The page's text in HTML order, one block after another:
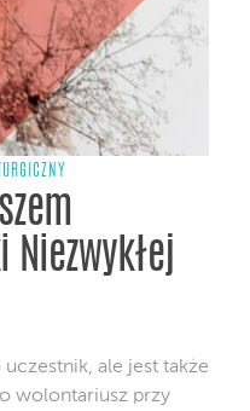
ale jest także
wolontariusz przy